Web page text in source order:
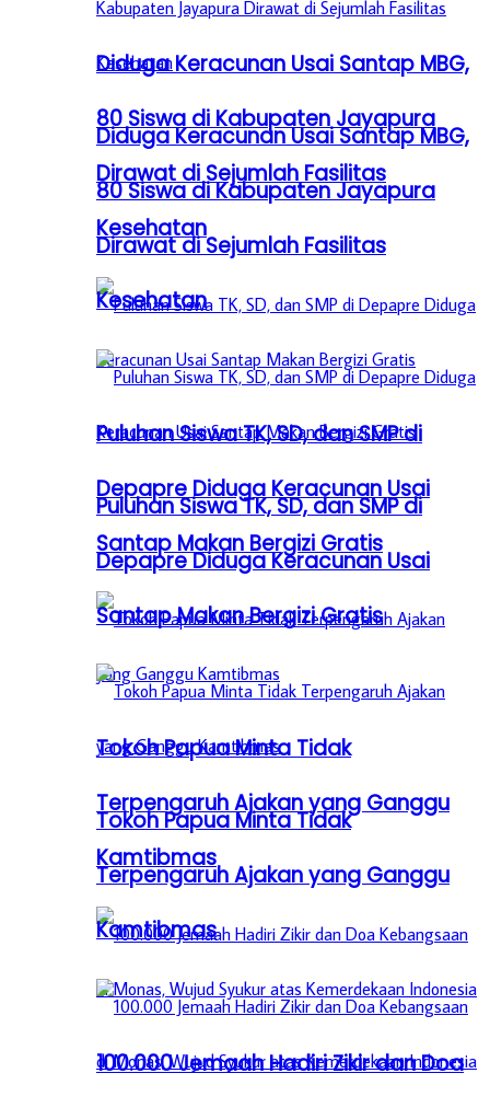
Diduga Keracunan Usai Santap MBG,
80 Siswa di Kabupaten Jayapura
Dirawat di Sejumlah Fasilitas
Kesehatan
Puluhan Siswa TK, SD, dan SMP di
Depapre Diduga Keracunan Usai
Santap Makan Bergizi Gratis
Tokoh Papua Minta Tidak
Terpengaruh Ajakan yang Ganggu
Kamtibmas
100.000 Jemaah Hadiri Zikir dan Doa
Diduga Keracunan Usai Santap MBG,
80 Siswa di Kabupaten Jayapura
Dirawat di Sejumlah Fasilitas
Kesehatan
Puluhan Siswa TK, SD, dan SMP di
Depapre Diduga Keracunan Usai
Santap Makan Bergizi Gratis
Tokoh Papua Minta Tidak
Terpengaruh Ajakan yang Ganggu
Kamtibmas